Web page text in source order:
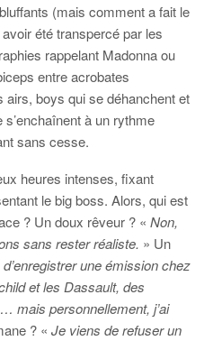
(mais comment a fait le
été transpercé par les
rappelant Madonna ou
entre acrobates
boys qui se déhanchent et
à un rythme
sans cesse.
heures intenses, fixant
le big boss. Alors, qui est
? Un doux rêveur ? « Non,
sans rester réaliste. » Un
une émission chez
et les Dassault, des
mais personnellement, j’ai
? « Je viens de refuser un